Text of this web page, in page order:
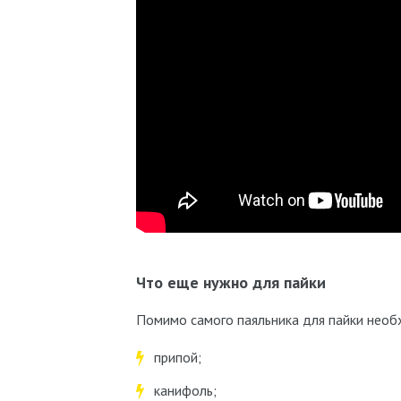
Что еще нужно для пайки
Помимо самого паяльника для пайки
припой;
канифоль;